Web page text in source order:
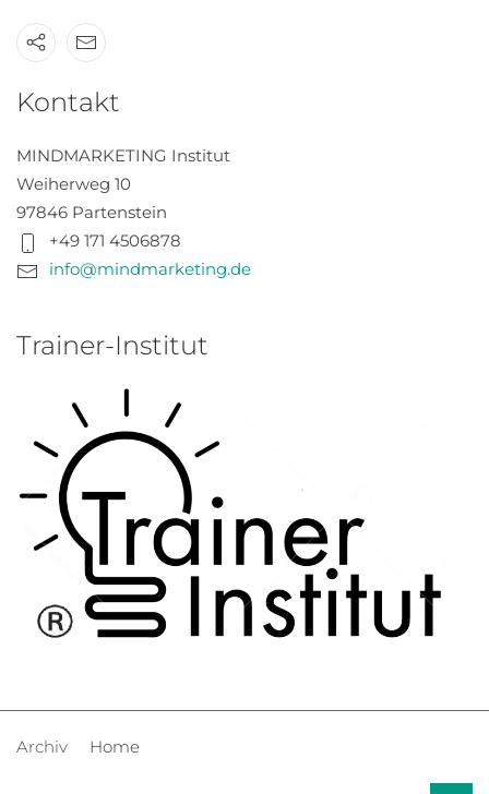
Kontakt
MINDMARKETING Institut
Weiherweg 10
97846 Partenstein
+49 171 4506878
info@mindmarketing.de
Trainer-Institut
Archiv Home